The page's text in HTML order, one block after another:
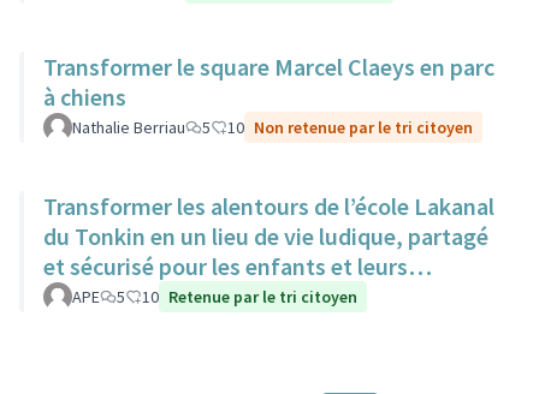
Transformer le square Marcel Claeys en parc
à chiens
Nathalie Berriau 5 10 Non retenue par le tri citoyen
Transformer les alentours de l’école Lakanal
du Tonkin en un lieu de vie ludique, partagé
et sécurisé pour les enfants et leurs
familles.
APE 5 10 Retenue par le tri citoyen